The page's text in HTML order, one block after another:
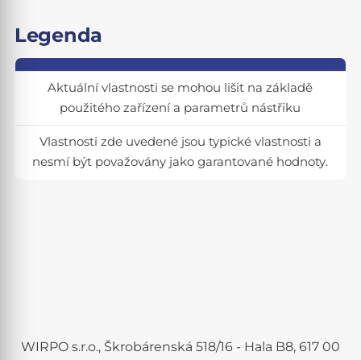
Legenda
Aktuální vlastnosti se mohou lišit na základě
použitého zařízení a parametrů nástřiku
Vlastnosti zde uvedené jsou typické vlastnosti a
nesmí být považovány jako garantované hodnoty.
WIRPO s.r.o., Škrobárenská 518/16 - Hala B8, 617 00